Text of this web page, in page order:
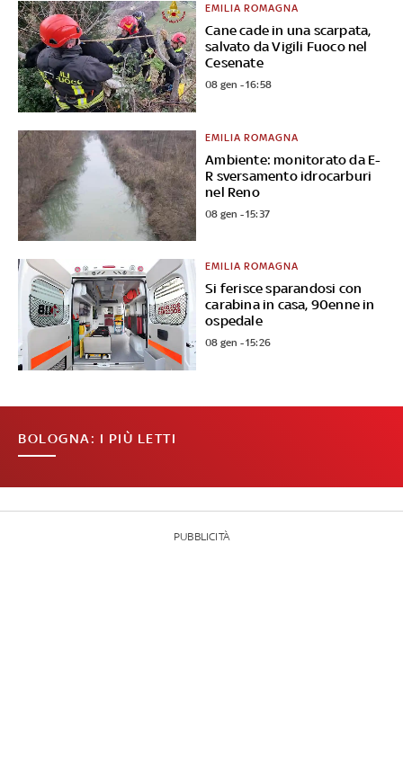
Cane cade in una scarpata,
salvato da Vigili Fuoco nel
Cesenate
EMILIA ROMAGNA
08 gen - 16:58
Ambiente: monitorato da E-
R sversamento idrocarburi
nel Reno
EMILIA ROMAGNA
08 gen - 15:37
Si ferisce sparandosi con
carabina in casa, 90enne in
ospedale
EMILIA ROMAGNA
08 gen - 15:26
BOLOGNA: I PIÙ LETTI
PUBBLICITÀ